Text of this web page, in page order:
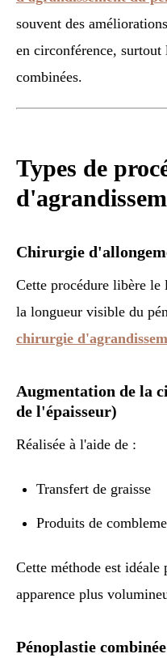
souvent des
en circonférence, surtout
combinées.
Types de
Chirurgie
Cette procédure libère le
la longueur visible du
chirurgie
Augmentation de la
de l'épaisseur)
Réalisée à l'aide de :
Transfert de graisse
Produits de
Cette méthode est idéale
apparence plus
Pénoplastie combinée